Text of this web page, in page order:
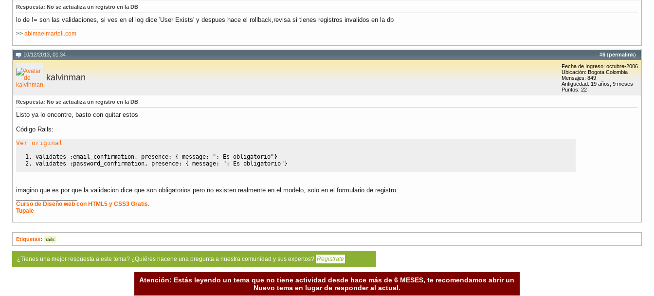
Respuesta: No se actualiza un registro en la DB
lo de != son las validaciones, si ves en el log dice 'User Exists' y despues hace el rollback,revisa si tienes registros invalidos en la db
>> abimaelmartell.com
#6 (permalink)
10/12/2013, 01:34
kalvinman
Fecha de Ingreso: octubre-2006
Ubicación: Bogota Colombia
Mensajes: 849
Antigüedad: 19 años, 9 meses
Puntos: 22
Respuesta: No se actualiza un registro en la DB
Listo ya lo encontre, basto con quitar estos
Código Rails:
Ver original
validates :email_confirmation , presence: { message: ": Es obligatorio"}
validates
:password_confirmation , presence: { message: ": Es obligatorio"}
imagino que es por que la validacion dice que son obligatorios pero no existen realmente en el modelo, solo en el formulario de registro.
Curso de Diseño web con HTML5 y CSS3 Gratis.
Tupale
Etiquetas: rails
¿Tienes una mejor respuesta a este tema? ¿Quiéres hacerle una pregunta a nuestra comunidad y sus expertos? Registrate
Atención: Estás leyendo un tema que no tiene actividad desde hace más de 6 MESES, te recomendamos abrir un
Nuevo tema en lugar de responder al actual.